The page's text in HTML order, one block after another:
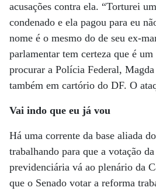
acusações contra ela. “Torturei
condenado e ela pagou para eu
nome é o mesmo do de seu ex-
parlamentar tem certeza que é
procurar a Polícia Federal,
também em cartório do DF. O
Vai indo que eu já vou
Há uma corrente da base aliada
trabalhando para que a votação
previdenciária vá ao plenário da
que o Senado votar a reforma